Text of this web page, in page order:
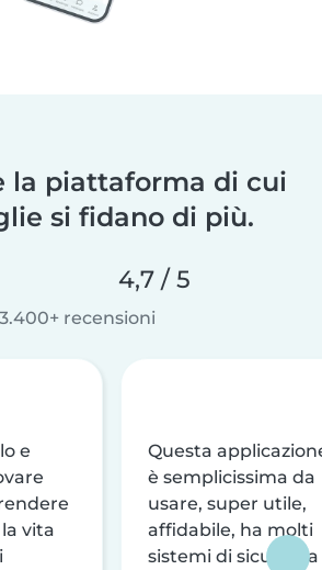
la piattaforma di cui
si fidano di più.
4,7 / 5
3.400+ recensioni
e
vita
Questa
è semplicissima da
usare, super utile,
affidabile, ha molti
sistemi di sicurezza